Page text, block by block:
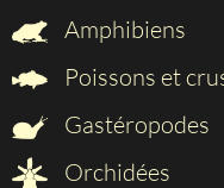
Amphibiens
Poissons et
Gastéropodes
Orchidées